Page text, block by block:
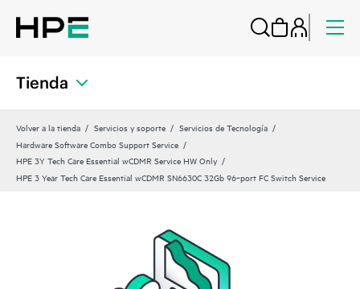
Tienda
Volver a la tienda Servicios y soporte
Servicios de Tecnología
Hardware Software Combo Support Service
HPE 3Y Tech Care Essential wCDMR Service HW Only
HPE 3 Year Tech Care Essential wCDMR SN6630C 32Gb 96‑port FC Switch Service